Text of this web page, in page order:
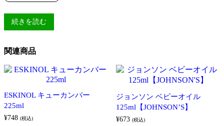
続きを読む
関連商品
ESKINOL キューカンバー
225ml
¥748 (税込)
ジョンソン ベビーオイル
125ml【JOHNSON’S】
¥673 (税込)